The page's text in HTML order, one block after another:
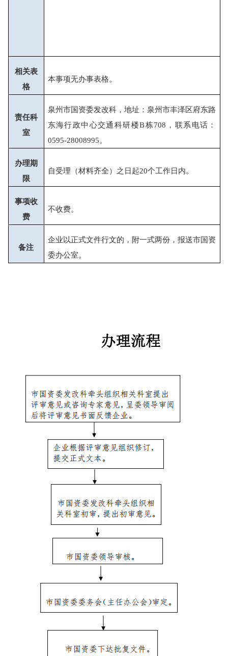
相关表
格
本事项无办事表格。
责任科
室
泉州市国资委发改科， 地址： 泉州市丰泽区府东路
东海行政中心交通科研楼B栋708，联系电话：
0595-28008995。
办理期
限
自受理（材料齐全）之日起20个工作日内。
事项收
费
不收费。
备注
企业以正式文件行文的，附一式两份，报送市国资
委办公室。